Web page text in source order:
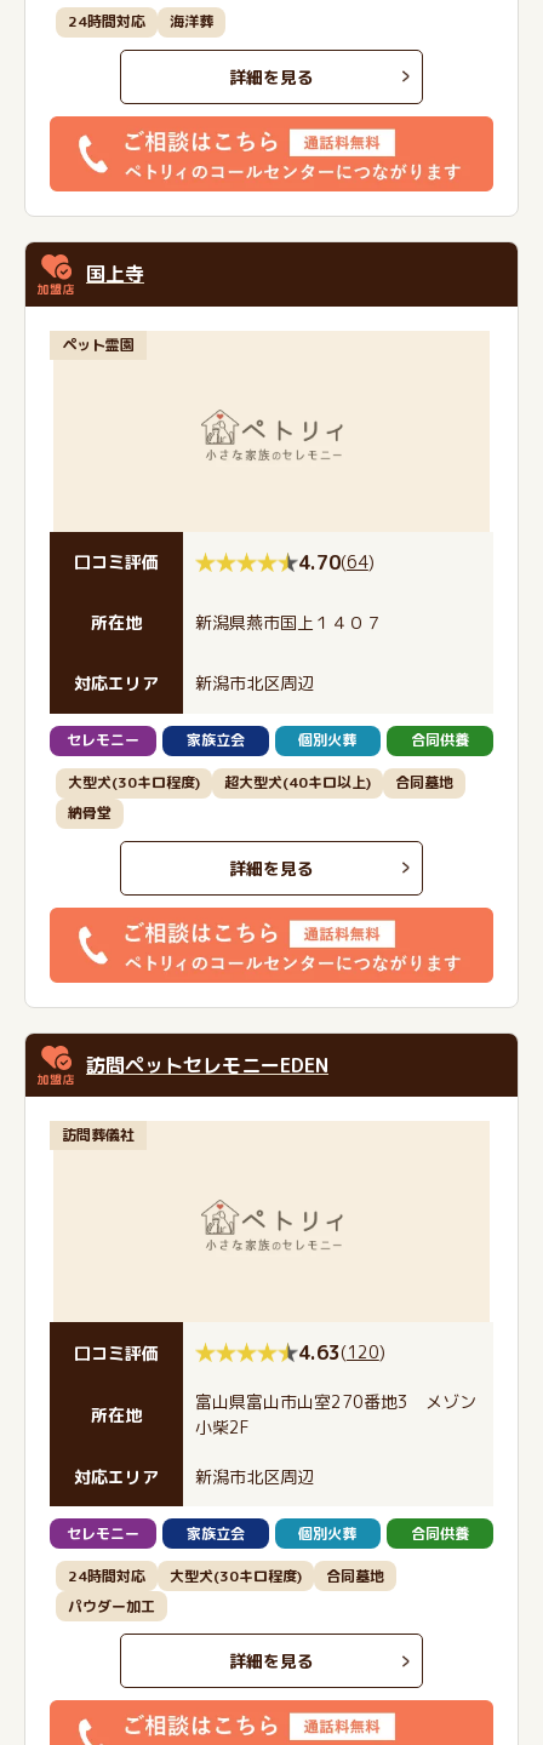
24時間対応 海洋葬
詳細を見る
国上寺
ペット霊園
口コミ評価 4.70(64)
所在地 新潟県燕市国上１４０７
対応エリア 新潟市北区周辺
セレモニー 家族立会 個別火葬 合同供養
大型犬(30キロ程度) 超大型犬(40キロ以上)
合同墓地
納骨堂
詳細を見る
訪問ペットセレモニーEDEN
訪問葬儀社
口コミ評価 4.63(120)
所在地
富山県富山市山室270番地3 メゾン
小柴2F
対応エリア 新潟市北区周辺
セレモニー 家族立会 個別火葬 合同供養
24時間対応 大型犬(30キロ程度)
合同墓地
パウダー加工
詳細を見る